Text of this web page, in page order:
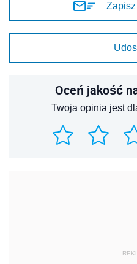
Oceń jakość
Twoja opinia jest